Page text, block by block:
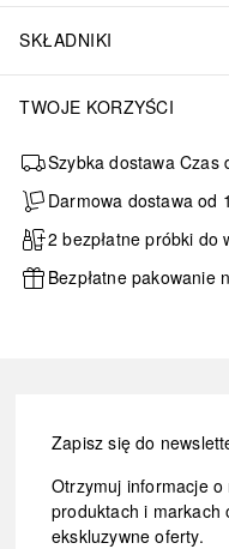
SKŁADNIKI
TWOJE KORZYŚCI
Szybka dostawa Czas
Darmowa dostawa od
2 bezpłatne próbki do
Bezpłatne pakowanie
Zapisz się do
Otrzymuj informacje
produktach i markach
ekskluzywne oferty.